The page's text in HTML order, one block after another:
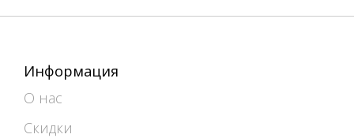
Информация
О нас
Скидки